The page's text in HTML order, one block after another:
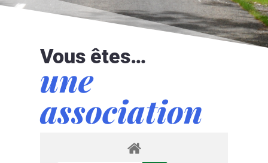
Vous êtes…
une
association